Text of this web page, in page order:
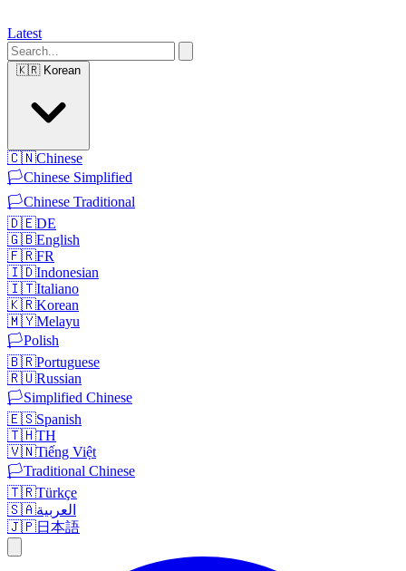
Latest
🇰🇷 Korean
🇨🇳Chinese
🏳️Chinese Simplified
🏳️Chinese Traditional
🇩🇪DE
🇬🇧English
🇫🇷FR
🇮🇩Indonesian
🇮🇹Italiano
🇰🇷Korean
🇲🇾Melayu
🏳️Polish
🇧🇷Portuguese
🇷🇺Russian
🏳️Simplified Chinese
🇪🇸Spanish
🇹🇭TH
🇻🇳Tiếng Việt
🏳️Traditional Chinese
🇹🇷Türkçe
🇸🇦العربية
🇯🇵日本語